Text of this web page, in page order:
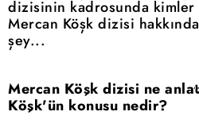
dizisinin kadrosunda kimler
Mercan Köşk dizisi
şey...
Mercan Köşk dizisi ne
Köşk'ün konusu nedir?